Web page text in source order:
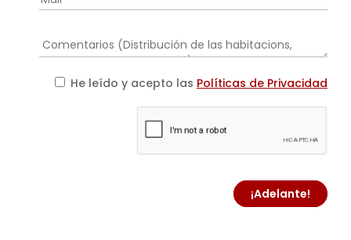
He leído y acepto las Políticas de Privacidad
¡Adelante!